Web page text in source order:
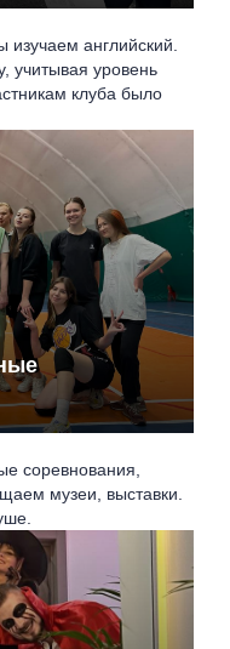
английский.
учитывая уровень
клуба было
соревнования,
музеи, выставки.